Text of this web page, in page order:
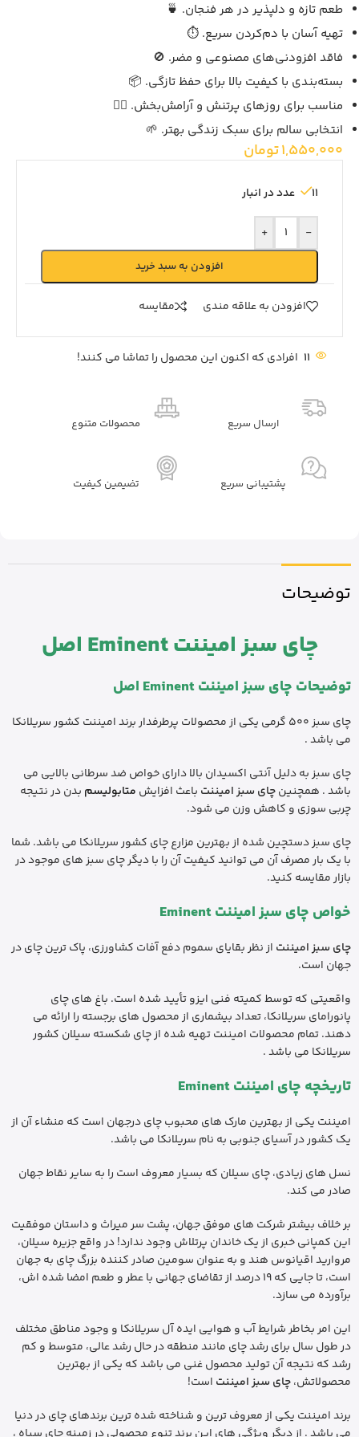
طعم تازه و دلپذیر در هر فنجان. 🍵
تهیه آسان با دم‌کردن سریع. ⏱️
فاقد افزودنی‌های مصنوعی و مضر. 🚫
بسته‌بندی با کیفیت بالا برای حفظ تازگی. 📦
مناسب برای روزهای پرتنش و آرامش‌بخش. 🧘‍♂️
انتخابی سالم برای سبک زندگی بهتر. 🌱
1,550,000تومان
11 عدد در انبار
-
+
افزودن به سبد خرید
افزودن به علاقه مندی مقايسه
11 افرادی که اکنون این محصول را تماشا می کنند!
ارسال سریع محصولات متنوع
پشتیبانی سریع تضیمین کیفیت
توضیحات
چای سبز امیننت Eminent اصل
توضیحات چای سبز امیننت Eminent اصل
چای سبز ۵۰۰ گرمی یکی از محصولات پرطرفدار برند امیننت کشور سریلانکا
می باشد .
چای سبز به دلیل آنتی اکسیدان بالا دارای خواص ضد سرطانی بالایی می
باشد . همچنینچای سبز امیننت باعث افزایش متابولیسم بدن در نتیجه
چربی سوزی و کاهش وزن می شود.
چای سبز دستچین شده از بهترین مزارع چای کشور سریلانکا می باشد. شما
با یک بار مصرف آن می توانید کیفیت آن را با دیگر چای سبز های موجود در
بازار مقایسه کنید.
خواص چای سبز امیننت Eminent
چای سبز امیننت از نظر بقایای سموم دفع آفات کشاورزی، پاک ترین چای در
جهان است.
واقعیتی که توسط کمیته فنی ایزو تأیید شده است. باغ های چای
پانورامای سریلانکا، تعداد بیشماری از محصول های برجسته را ارائه می
دهند. تمام محصولات امیننت تهیه شده از چای شکسته سیلان کشور
سریلانکا می باشد .
تاریخچه چای امیننت Eminent
امیننت یکی از بهترین مارک های محبوب چای درجهان است که منشاء آن از
یک کشور در آسیای جنوبی به نام سریلانکا می باشد.
نسل های زیادی، چای سیلان که بسیار معروف است را به سایر نقاط جهان
صادر می کند.
بر خلاف بیشتر شرکت های موفق جهان، پشت سر میراث و داستان موفقیت
این کمپانی خبری از یک خاندان پرتلاش وجود ندارد! در واقع جزیره سیلان،
مروارید اقیانوس هند و به عنوان سومین صادر کننده بزرگ چای به جهان
است، تا جایی که 19 درصد از تقاضای جهانی با عطر و طعم امضا شده اش،
برآورده می سازد.
این امر بخاطر شرایط آب و هوایی ایده آل سریلانکا و وجود مناطق مختلف
در طول سال برای رشد چای مانند منطقه در حال رشد عالی، متوسط و کم
رشد که نتیجه آن تولید محصول غنی می باشد که یکی از بهترین
محصولاتش،چای سبز امیننت است!
برند امیننت یکی از معروف ترین و شناخته شده ترین برندهای چای در دنیا